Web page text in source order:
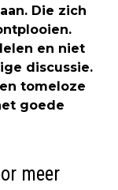
Die zich
en niet
discussie.
tomeloze
goede
meer